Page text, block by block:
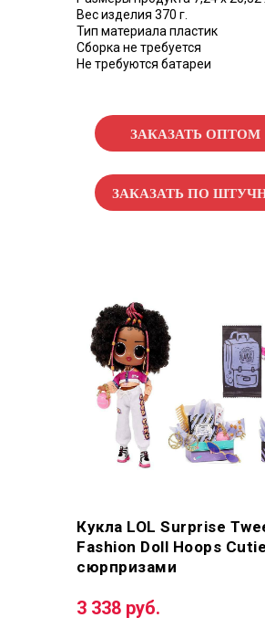
ЗАКАЗАТЬ ОПТОМ
ЗАКАЗАТЬ ПО
Вес изделия 370 г.
Тип материала пластик
Сборка не требуется
Не требуются батареи
Кукла LOL Surprise
Fashion Doll Hoops
сюрпризами
3 338 руб.